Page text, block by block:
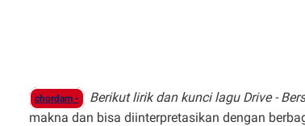
chordam - Berikut lirik dan kunci lagu Drive -
makna dan bisa diinterpretasikan dengan